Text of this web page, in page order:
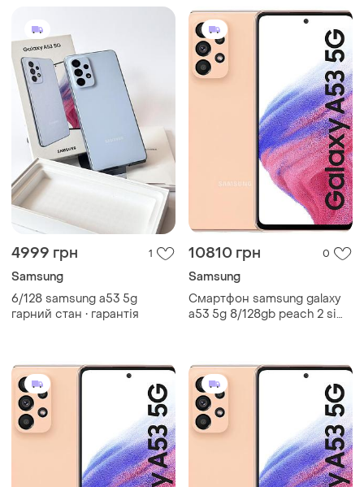
4999 грн 1
Samsung
6/128 samsung a53 5g
гарний стан • гарантія
10810 грн 0
Samsung
Смартфон samsung galaxy
a53 5g 8/128gb peach 2 sim